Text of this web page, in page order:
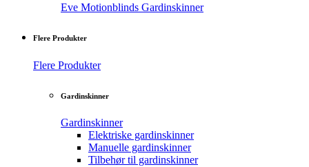
Eve Motionblinds Gardinskinner
Flere Produkter
Flere Produkter
Gardinskinner
Gardinskinner
Elektriske gardinskinner
Manuelle gardinskinner
Tilbehør til gardinskinner